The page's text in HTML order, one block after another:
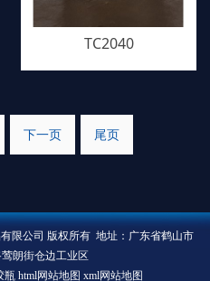
TC2040
下一页 尾页
限公司 版权所有 地址：广东省鹤山市
朗街仓边工业区
瓶 html网站地图 xml网站地图